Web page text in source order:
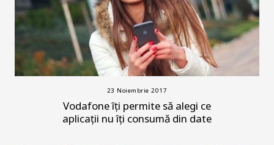
23 Noiembrie 2017
Vodafone îți permite să alegi ce
aplicații nu îți consumă din date